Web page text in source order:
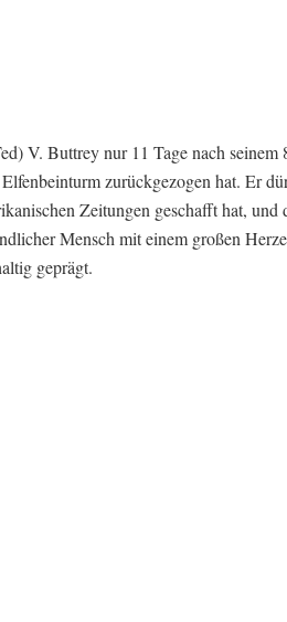
V. Buttrey nur 11 Tage nach seinem
zurückgezogen hat. Er
Zeitungen geschafft hat, und
Mensch mit einem großen
geprägt.